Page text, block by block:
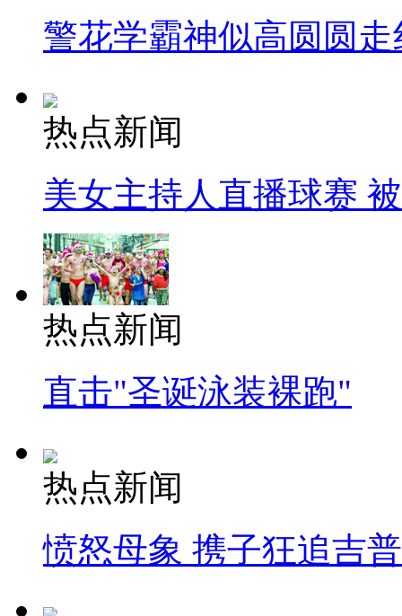
警花学霸神似高圆圆走
热点新闻
美女主持人直播球赛
热点新闻
直击"圣诞泳装裸跑"
热点新闻
愤怒母象 携子狂追吉